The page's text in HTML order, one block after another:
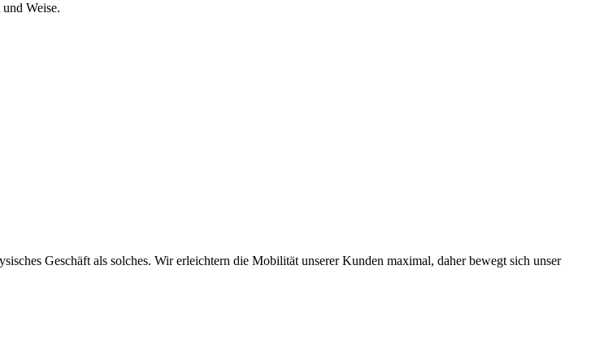
Weise.
Geschäft als solches. Wir erleichtern die Mobilität unserer Kunden maximal, daher bewegt sich unser